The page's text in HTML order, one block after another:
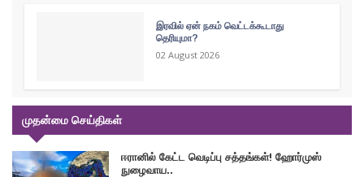
இரவில் ஏன் நகம் வெட்டக்கூடாது
தெரியுமா?
02 August 2026
முதன்மை செய்திகள்
ஈரானில் கேட்ட வெடிப்பு சத்தங்கள்! ஹோர்முஸ்
நுழைவாய..